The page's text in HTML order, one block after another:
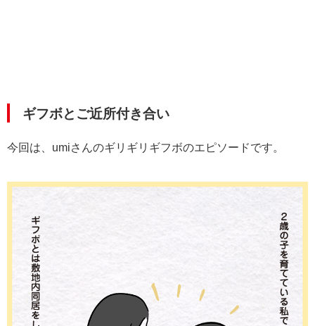
ギフボとご近所付き合い
今回は、umiさんのギリギリギフボのエピソードです。